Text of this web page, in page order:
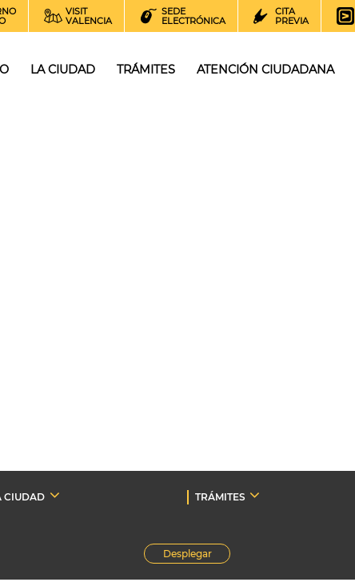
VISIT
VALENCIA
SEDE
ELECTRÓNICA
CITA
PREVIA
LA CIUDAD TRÁMITES ATENCIÓN CIUDADANA
CIUDAD TRÁMITES
Desplegar